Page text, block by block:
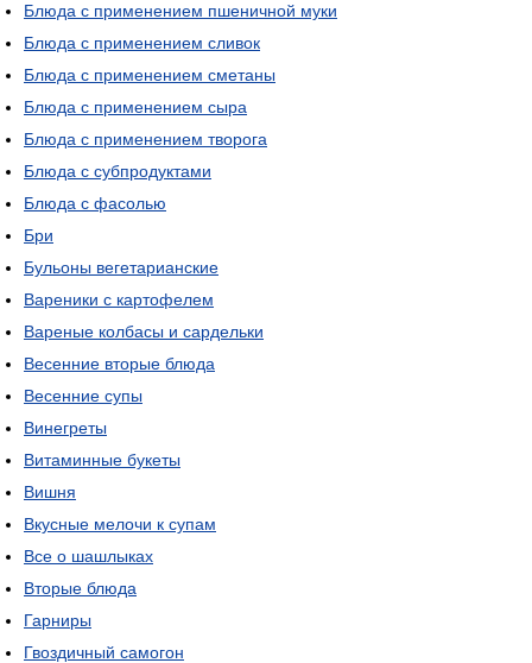
Блюда с применением пшеничной муки
Блюда с применением сливок
Блюда с применением сметаны
Блюда с применением сыра
Блюда с применением творога
Блюда с субпродуктами
Блюда с фасолью
Бри
Бульоны вегетарианские
Вареники с картофелем
Вареные колбасы и сардельки
Весенние вторые блюда
Весенние супы
Винегреты
Витаминные букеты
Вишня
Вкусные мелочи к супам
Все о шашлыках
Вторые блюда
Гарниры
Гвоздичный самогон